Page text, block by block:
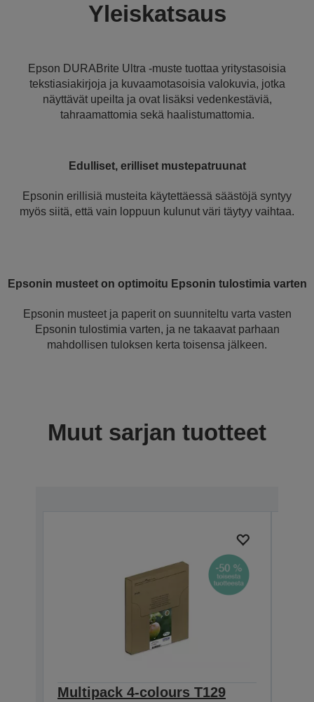
Yleiskatsaus
Epson DURABrite Ultra -muste tuottaa yritystasoisia
tekstiasiakirjoja ja kuvaamotasoisia valokuvia, jotka
näyttävät upeilta ja ovat lisäksi vedenkestäviä,
tahraamattomia sekä haalistumattomia.
Edulliset, erilliset mustepatruunat
Epsonin erillisiä musteita käytettäessä säästöjä syntyy
myös siitä, että vain loppuun kulunut väri täytyy vaihtaa.
Epsonin musteet on optimoitu Epsonin tulostimia varten
Epsonin musteet ja paperit on suunniteltu varta vasten
Epsonin tulostimia varten, ja ne takaavat parhaan
mahdollisen tuloksen kerta toisensa jälkeen.
Muut sarjan tuotteet
Multipack 4-colours T129